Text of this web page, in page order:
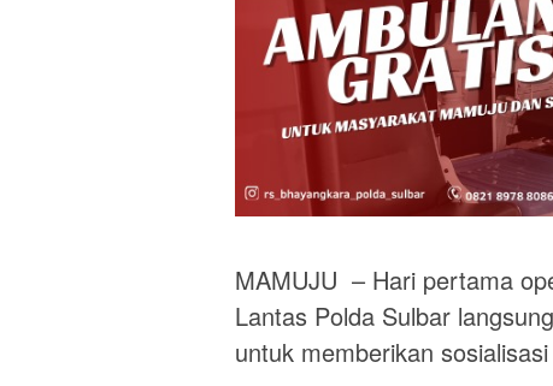
MAMUJU – Hari pertama
Lantas Polda Sulbar
untuk memberikan